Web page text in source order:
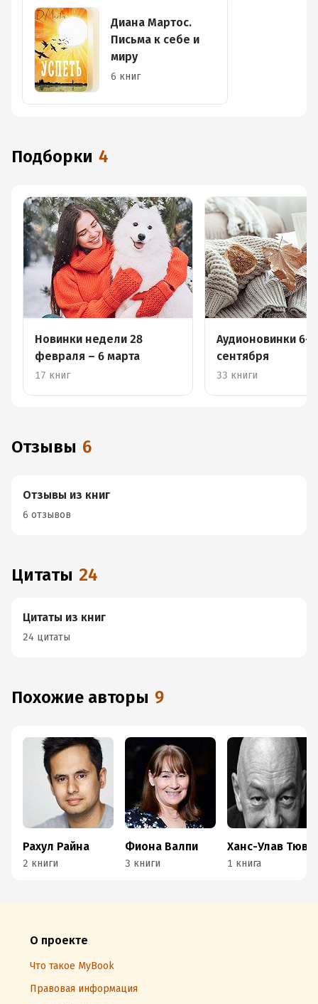
Диана Мартос.
Письма к себе и
миру
6 книг
Подборки 4
Новинки недели 28
февраля – 6 марта
17 книг
Аудионовинки 6-
сентября
33 книги
Отзывы 6
Отзывы из книг
6 отзывов
Цитаты 24
Цитаты из книг
24 цитаты
Похожие авторы 9
Рахул Райна
2 книги
Фиона Валпи
3 книги 1 книга
О проекте
Что такое MyBook
Правовая информация